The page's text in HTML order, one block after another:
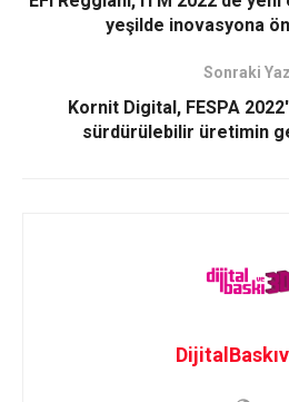
yeşilde inovasyona
Sonraki
Kornit Digital, FESPA
sürdürülebilir üretimin